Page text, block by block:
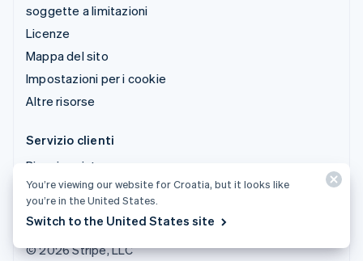
soggette a limitazioni
Licenze
Mappa del sito
Impostazioni per i cookie
Altre risorse
Servizio clienti
Ricevi assistenza
Piani di assistenza
gestita
© 2026 Stripe, LLC
You’re viewing our website for Croatia, but it looks like
you’re in the United States.
Switch to the United States site